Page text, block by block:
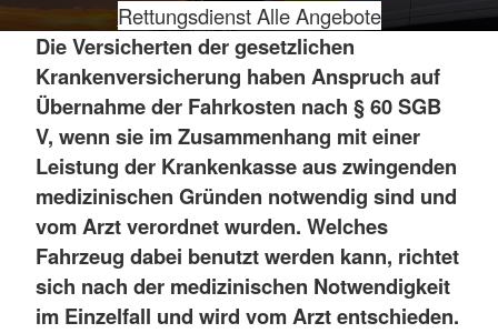
RettungsdienstAlle Angebote
Die Versicherten der gesetzlichen
Krankenversicherung haben Anspruch auf
Übernahme der Fahrkosten nach § 60 SGB
V, wenn sie im Zusammenhang mit einer
Leistung der Krankenkasse aus zwingenden
medizinischen Gründen notwendig sind und
vom Arzt verordnet wurden. Welches
Fahrzeug dabei benutzt werden kann, richtet
sich nach der medizinischen Notwendigkeit
im Einzelfall und wird vom Arzt entschieden.